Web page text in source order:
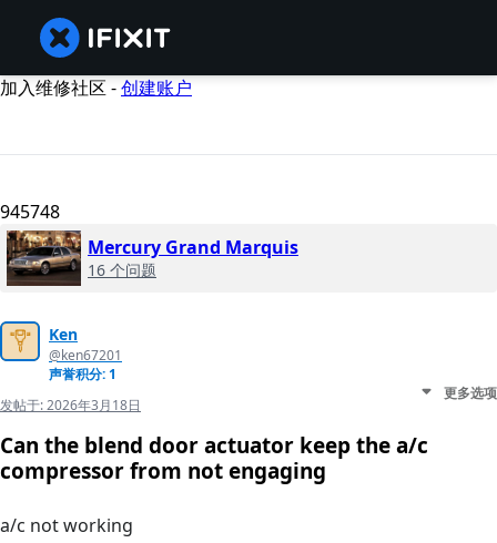
加入维修社区 -创建账户
945748
Mercury Grand Marquis
16 个问题
Ken
@ken67201
声誉积分: 1
发帖于:2026年3月18日
更多选项
Can the blend door actuator keep the a/c
compressor from not engaging
a/c not working